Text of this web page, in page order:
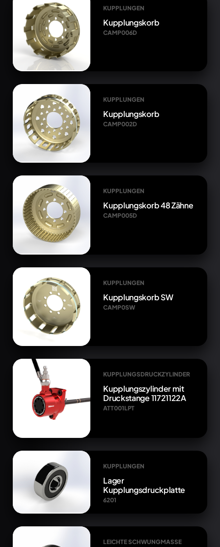
KUPPLUNGEN
Kupplungskorb
CAMP006D
KUPPLUNGEN
Kupplungskorb
CAMP002D
KUPPLUNGEN
Kupplungskorb 48 Zähne
CAMP005D
KUPPLUNGEN
Kupplungskorb SW
CAMP0SW
KUPPLUNGSDRUCKZYLINDER
Kupplungszylinder mit
Druckstange 11721122A
ATT001LPT
KUPPLUNGEN
Lager
Kupplungsdruckplatte
6201
LEICHTE SCHWUNGMASSE